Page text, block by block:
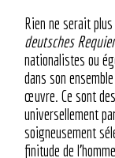
Rien ne serait
deutsches
nationalistes ou
dans son
œuvre. Ce sont
universellement
soigneusement
finitude de